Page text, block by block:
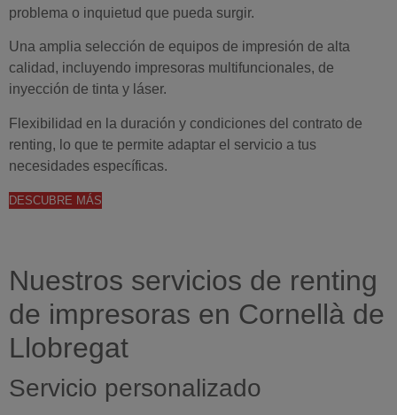
problema o inquietud que pueda surgir.
Una amplia selección de equipos de impresión de alta
calidad, incluyendo impresoras multifuncionales, de
inyección de tinta y láser.
Flexibilidad en la duración y condiciones del contrato de
renting, lo que te permite adaptar el servicio a tus
necesidades específicas.
DESCUBRE MÁS
Nuestros servicios de renting
de impresoras en Cornellà de
Llobregat
Servicio personalizado